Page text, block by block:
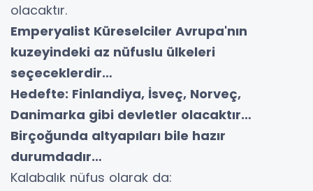
olacaktır.
Emperyalist Küreselciler Avrupa'nın
kuzeyindeki az nüfuslu ülkeleri
seçeceklerdir…
Hedefte: Finlandiya, İsveç, Norveç,
Danimarka gibi devletler olacaktır…
Birçoğunda altyapıları bile hazır
durumdadır…
Kalabalık nüfus olarak da: